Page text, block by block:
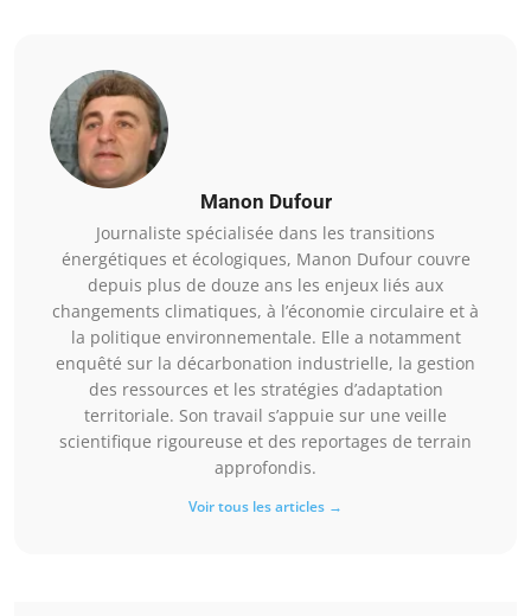
Manon Dufour
Journaliste spécialisée dans les transitions
énergétiques et écologiques, Manon Dufour couvre
depuis plus de douze ans les enjeux liés aux
changements climatiques, à l’économie circulaire et à
la politique environnementale. Elle a notamment
enquêté sur la décarbonation industrielle, la gestion
des ressources et les stratégies d’adaptation
territoriale. Son travail s’appuie sur une veille
scientifique rigoureuse et des reportages de terrain
approfondis.
Voir tous les articles →